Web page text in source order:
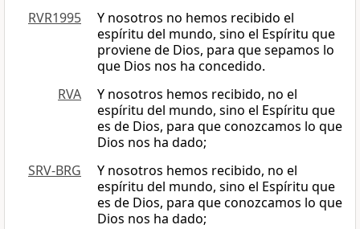
RVR1995
Y nosotros no hemos recibido el
espíritu del mundo, sino el Espíritu que
proviene de Dios, para que sepamos lo
que Dios nos ha concedido.
RVA
Y nosotros hemos recibido, no el
espíritu del mundo, sino el Espíritu que
es de Dios, para que conozcamos lo que
Dios nos ha dado;
SRV-BRG
Y nosotros hemos recibido, no el
espíritu del mundo, sino el Espíritu que
es de Dios, para que conozcamos lo que
Dios nos ha dado;